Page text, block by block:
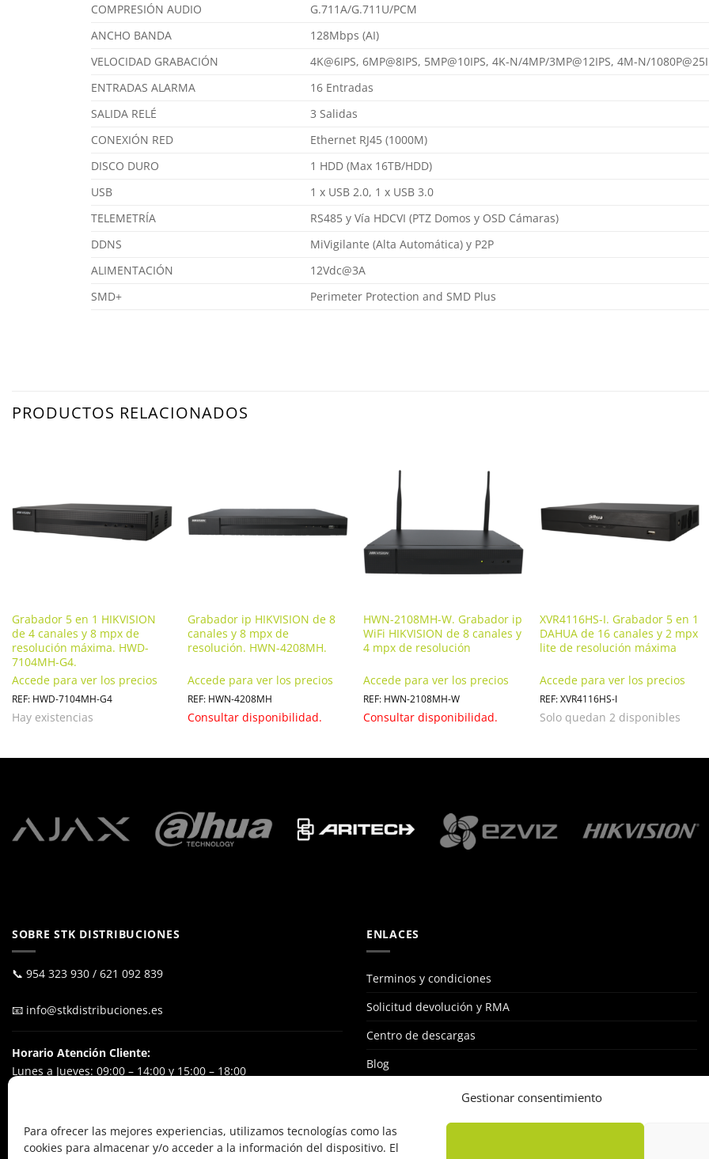
Gestionar consentimiento
Para ofrecer las mejores experiencias, utilizamos tecnologías como las
cookies para almacenar y/o acceder a la información del dispositivo. El
COMPRESIÓN AUDIO
G.711A/G.711U/PCM
ANCHO BANDA
128Mbps (AI)
VELOCIDAD GRABACIÓN
4K@6IPS, 6MP@8IPS, 5MP@10IPS, 4K-N/4MP/3MP@12IPS, 4M-N/
ENTRADAS ALARMA
16 Entradas
SALIDA RELÉ
3 Salidas
CONEXIÓN RED
Ethernet RJ45 (1000M)
DISCO DURO
1 HDD (Max 16TB/HDD)
USB
1 x USB 2.0, 1 x USB 3.0
TELEMETRÍA
RS485 y Vía HDCVI (PTZ Domos y OSD Cámaras)
DDNS
MiVigilante (Alta Automática) y P2P
ALIMENTACIÓN
12Vdc@3A
SMD+
Perimeter Protection and SMD Plus
PRODUCTOS RELACIONADOS
Grabador 5 en 1 HIKVISION
de 4 canales y 8 mpx de
resolución máxima. HWD-
7104MH-G4.
Accede para ver los precios
REF: HWD-7104MH-G4
Hay existencias
Grabador ip HIKVISION de 8
canales y 8 mpx de
resolución. HWN-4208MH.
Accede para ver los precios
REF: HWN-4208MH
Consultar disponibilidad.
HWN-2108MH-W. Grabador ip
WiFi HIKVISION de 8 canales y
4 mpx de resolución
Accede para ver los precios
REF: HWN-2108MH-W
Consultar disponibilidad.
XVR4116HS-I. Grabador 5 en 1
DAHUA de 16 canales y 2 mpx
lite de resolución máxima
Accede para ver los precios
REF: XVR4116HS-I
Solo quedan 2 disponibles
SOBRE STK DISTRIBUCIONES
📞 954 323 930 / 621 092 839
📧 info@stkdistribuciones.es
Horario Atención Cliente:
Lunes a Jueves: 09:00 – 14:00 y 15:00 – 18:00
POL. IND. El Ejido
ENLACES
Terminos y condiciones
Solicitud devolución y RMA
Centro de descargas
Blog
STKLUB: RED DE INSTALADORES
Política de cookies